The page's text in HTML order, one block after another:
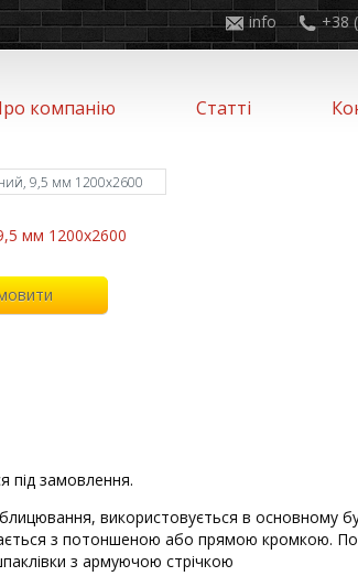
+38
info
компанію Статті
9,5 мм 1200x2600
мм 1200x2600
під замовлення.
використовується в основному
з потоншеною або прямою кромкою.
з армуючою стрічкою